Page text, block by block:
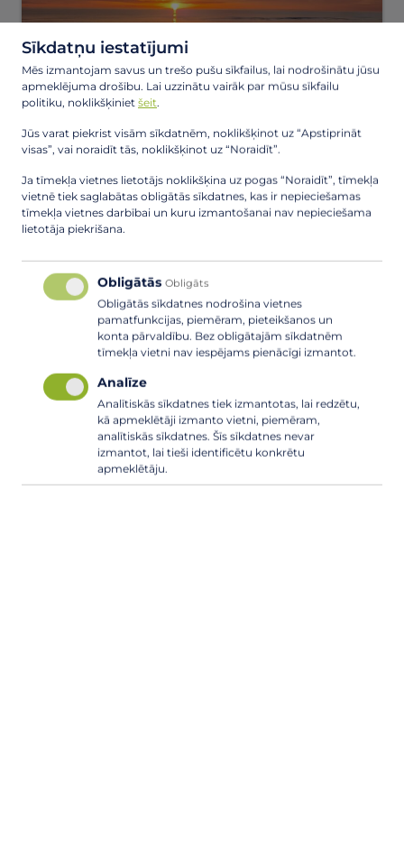
Peldēšanās vietu ūdens kvalitāte
27. JŪNIJS, 2026
Uzsākti būvdarbi Laveru poldera sūkņu
stacijas “Laveri” krājbaseina formēšanai!
Sīkdatņu iestatījumi
Mēs izmantojam savus un trešo pušu sīkfailus, lai nodrošinātu jūsu
apmeklējuma drošību. Lai uzzinātu vairāk par mūsu sīkfailu
politiku, noklikšķiniet šeit.
Jūs varat piekrist visām sīkdatnēm, noklikšķinot uz “Apstiprināt
visas”, vai noraidīt tās, noklikšķinot uz “Noraidīt”.
Ja tīmekļa vietnes lietotājs noklikšķina uz pogas “Noraidīt”, tīmekļa
vietnē tiek saglabātas obligātās sīkdatnes, kas ir nepieciešamas
tīmekļa vietnes darbībai un kuru izmantošanai nav nepieciešama
lietotāja piekrišana.
Obligātās Obligāts
Obligātās sīkdatnes nodrošina vietnes
pamatfunkcijas, piemēram, pieteikšanos un
konta pārvaldību. Bez obligātajām sīkdatnēm
tīmekļa vietni nav iespējams pienācīgi izmantot.
Analīze
Analītiskās sīkdatnes tiek izmantotas, lai redzētu,
kā apmeklētāji izmanto vietni, piemēram,
analītiskās sīkdatnes. Šīs sīkdatnes nevar
izmantot, lai tieši identificētu konkrētu
apmeklētāju.